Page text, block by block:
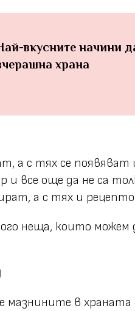
вкусните начини
храна
а с тях се
и все още да не са
а с тях и
неща, които можем
мазнините в храната